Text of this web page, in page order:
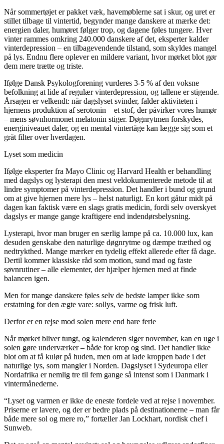
Når sommertøjet er pakket væk, havemøblerne sat i skur, og uret er
stillet tilbage til vintertid, begynder mange danskere at mærke det:
energien daler, humøret følger trop, og dagene føles tungere. Hver
vinter rammes omkring 240.000 danskere af det, eksperter kalder
vinterdepression – en tilbagevendende tilstand, som skyldes mangel
på lys. Endnu flere oplever en mildere variant, hvor mørket blot gør
dem mere trætte og triste.
Ifølge Dansk Psykologforening vurderes 3-5 % af den voksne
befolkning at lide af regulær vinterdepression, og tallene er stigende.
Årsagen er velkendt: når dagslyset svinder, falder aktiviteten i
hjernens produktion af serotonin – et stof, der påvirker vores humør
– mens søvnhormonet melatonin stiger. Døgnrytmen forskydes,
energiniveauet daler, og en mental vintertåge kan lægge sig som et
gråt filter over hverdagen.
Lyset som medicin
Ifølge eksperter fra Mayo Clinic og Harvard Health er behandling
med dagslys og lysterapi den mest veldokumenterede metode til at
lindre symptomer på vinterdepression. Det handler i bund og grund
om at give hjernen mere lys – helst naturligt. En kort gåtur midt på
dagen kan faktisk være en slags gratis medicin, fordi selv overskyet
dagslys er mange gange kraftigere end indendørsbelysning.
Lysterapi, hvor man bruger en særlig lampe på ca. 10.000 lux, kan
desuden genskabe den naturlige døgnrytme og dæmpe træthed og
nedtrykthed. Mange mærker en tydelig effekt allerede efter få dage.
Dertil kommer klassiske råd som motion, sund mad og faste
søvnrutiner – alle elementer, der hjælper hjernen med at finde
balancen igen.
Men for mange danskere føles selv de bedste lamper ikke som
erstatning for den ægte vare: sollys, varme og frisk luft.
Derfor er en rejse mod solen mere end bare ferie
Når mørket bliver tungt, og kalenderen siger november, kan en uge i
solen gøre underværker – både for krop og sind. Det handler ikke
blot om at få kulør på huden, men om at lade kroppen bade i det
naturlige lys, som mangler i Norden. Dagslyset i Sydeuropa eller
Nordafrika er nemlig tre til fem gange så intenst som i Danmark i
vintermånederne.
“Lyset og varmen er ikke de eneste fordele ved at rejse i november.
Priserne er lavere, og der er bedre plads på destinationerne – man får
både mere sol og mere ro,” fortæller Jan Lockhart, nordisk chef i
Sunweb.